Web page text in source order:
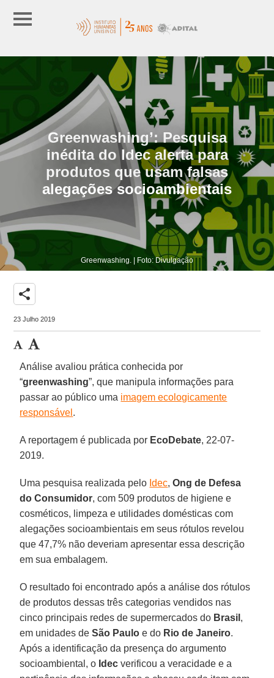
Greenwashing’: Pesquisa
inédita do Idec alerta para
produtos que usam falsas
alegações socioambientais
Greenwashing. | Foto: Divulgação
share
23 Julho 2019
Análise avaliou prática conhecida por
“greenwashing”, que manipula informações para
passar ao público uma imagem ecologicamente
responsável .
A reportagem é publicada por EcoDebate, 22-07-
2019.
Uma pesquisa realizada pelo Idec,Ong de Defesa
do Consumidor, com 509 produtos de higiene e
cosméticos, limpeza e utilidades domésticas com
alegações socioambientais em seus rótulos revelou
que 47,7% não deveriam apresentar essa descrição
em sua embalagem.
O resultado foi encontrado após a análise dos rótulos
de produtos dessas três categorias vendidos nas
cinco principais redes de supermercados do Brasil ,
em unidades de São Paulo e do Rio de Janeiro.
Após a identificação da presença do argumento
socioambiental, o Idec verificou a veracidade e a